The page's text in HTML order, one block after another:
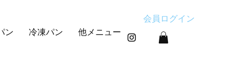
ン 冷凍パン 他メニュー
会員ログイン